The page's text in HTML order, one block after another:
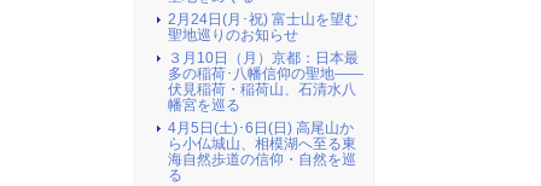
2月24日(月･祝) 富士山を望む
聖地巡りのお知らせ
３月10日（月）京都：日本最
多の稲荷･八幡信仰の聖地――
伏見稲荷・稲荷山、石清水八
幡宮を巡る
4月5日(土)･6日(日) 高尾山か
ら小仏城山、相模湖へ至る東
海自然歩道の信仰・自然を巡
る